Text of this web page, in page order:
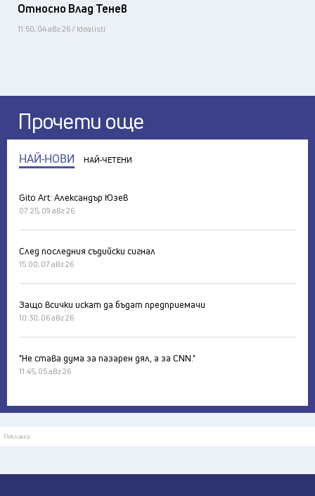
Относно Влад Тенев
11:50, 04 авг 26 / Idealisti
Прочети още
НАЙ-НОВИ НАЙ-ЧЕТЕНИ
Gito Art: Александър Юзев
07:25, 09 авг 26
След последния съдийски сигнал
15:00, 07 авг 26
Защо всички искат да бъдат предприемачи
10:30, 06 авг 26
"Не става дума за пазарен дял, а за CNN."
11:45, 05 авг 26
Реклама